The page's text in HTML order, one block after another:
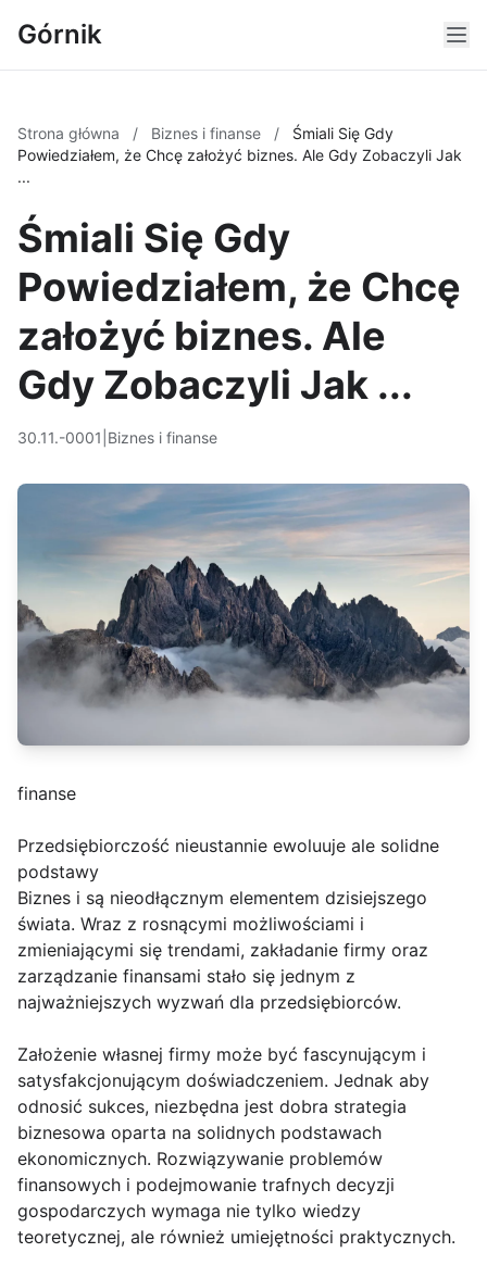
Górnik
Strona główna / Biznes i finanse /
Śmiali Się Gdy
Powiedziałem, że Chcę założyć biznes. Ale Gdy Zobaczyli Jak
...
Śmiali Się Gdy
Powiedziałem, że Chcę
założyć biznes. Ale
Gdy Zobaczyli Jak ...
30.11.-0001 Biznes i finanse
finanse
Przedsiębiorczość nieustannie ewoluuje ale solidne
podstawy
Biznes i są nieodłącznym elementem dzisiejszego
świata. Wraz z rosnącymi możliwościami i
zmieniającymi się trendami, zakładanie firmy oraz
zarządzanie finansami stało się jednym z
najważniejszych wyzwań dla przedsiębiorców.
Założenie własnej firmy może być fascynującym i
satysfakcjonującym doświadczeniem. Jednak aby
odnosić sukces, niezbędna jest dobra strategia
biznesowa oparta na solidnych podstawach
ekonomicznych. Rozwiązywanie problemów
finansowych i podejmowanie trafnych decyzji
gospodarczych wymaga nie tylko wiedzy
teoretycznej, ale również umiejętności praktycznych.